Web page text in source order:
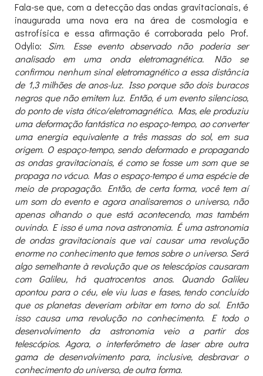
Fala-se que, com a detecção das ondas gravitacionais, é
inaugurada uma nova era na área de cosmologia e
astrofísica e essa afirmação é corroborada pelo Prof.
Odylio: Sim. Esse evento observado não poderia ser
analisado em uma onda eletromagnética. Não se
confirmou nenhum sinal eletromagnético a essa distância
de 1,3 milhões de anos-luz. Isso porque são dois buracos
negros que não emitem luz. Então, é um evento silencioso,
do ponto de vista ótico/eletromagnético. Mas, ele produziu
uma deformação fantástica no espaço-tempo, ao converter
uma energia equivalente a três massas do sol, em sua
origem. O espaço-tempo, sendo deformado e propagando
as ondas gravitacionais, é como se fosse um som que se
propaga no vácuo. Mas o espaço-tempo é uma espécie de
meio de propagação. Então, de certa forma, você tem aí
um som do evento e agora analisaremos o universo, não
apenas olhando o que está acontecendo, mas também
ouvindo. E isso é uma nova astronomia. É uma astronomia
de ondas gravitacionais que vai causar uma revolução
enorme no conhecimento que temos sobre o universo. Será
algo semelhante à revolução que os telescópios causaram
com Galileu, há quatrocentos anos. Quando Galileu
apontou para o céu, ele viu luas e fases, tendo concluído
que os planetas deveriam orbitar em torno do sol. Então
isso causa uma revolução no conhecimento. E todo o
desenvolvimento da astronomia veio a partir dos
telescópios. Agora, o interferômetro de laser abre outra
gama de desenvolvimento para, inclusive, desbravar o
conhecimento do universo, de outra forma.